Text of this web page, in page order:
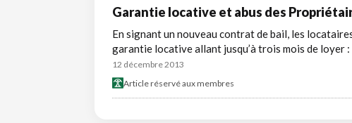
Garantie locative et abus des
En signant un nouveau contrat de bail, les
garantie locative allant jusqu’à trois mois de loyer
12 décembre 2013
Article réservé aux membres